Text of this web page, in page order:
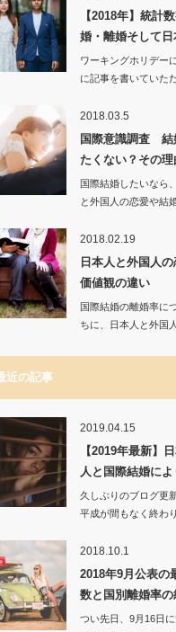
【2018年】統計
婚・離婚そして
ワーキングホリデー
に記事を書いていた
2018.03.5
国際意識調査 結
たくない？その
国際結婚したいなら
と外国人の恋愛や結
2018.02.19
日本人と外国人
価値観の違い
国際結婚の離婚率に
ちに、日本人と外国
近の記事
2019.04.15
【2019年最新】
人と国際結婚に
久しぶりのブログ更
平成が間もなく終わ
2018.10.1
2018年9月公表の
数と国別離婚率
つい先日、9月16日